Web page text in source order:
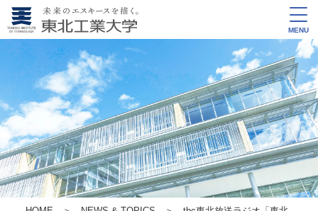
MENU